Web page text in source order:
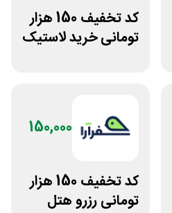
کد تخفیف 150 هزار
تومانی خرید لاستیک
150,000
کد تخفیف 150 هزار
تومانی رزرو هتل